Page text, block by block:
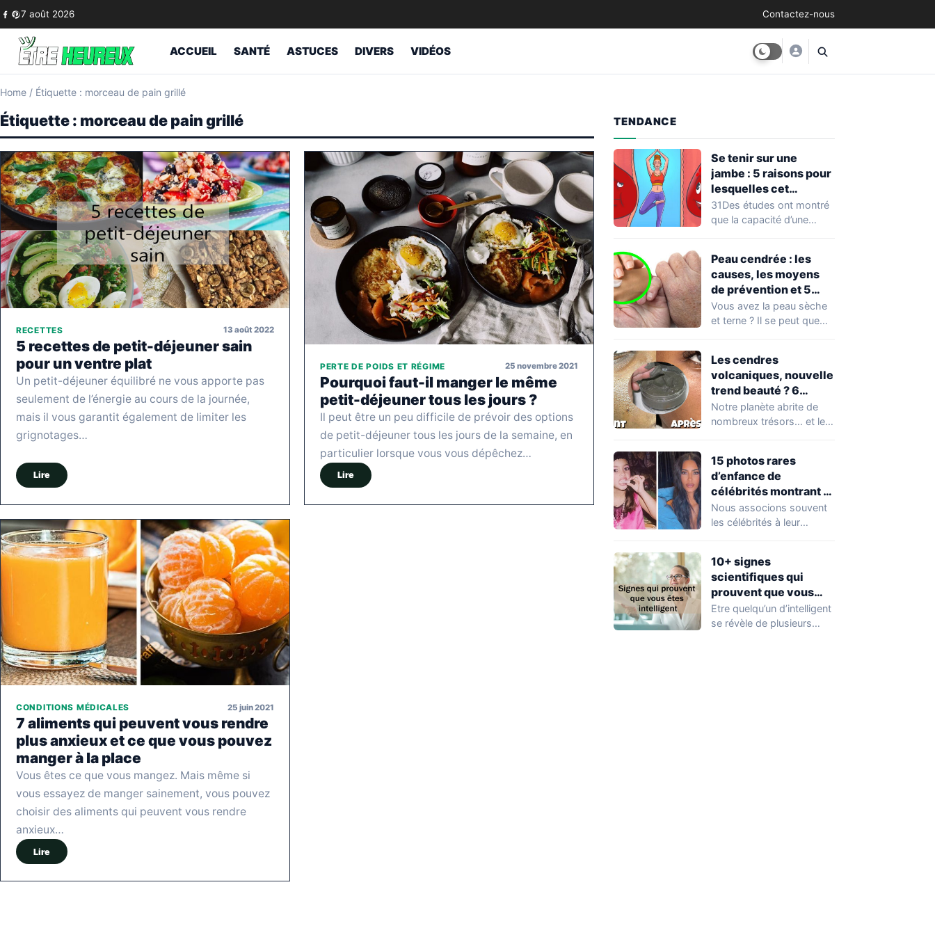
Skip to content
7 août 2026 Contactez-nous
ACCUEIL SANTÉ ASTUCES DIVERS VIDÉOS
Home / Étiquette : morceau de pain grillé
Étiquette : morceau de pain grillé
RECETTES 13 août 2022
5 recettes de petit-déjeuner sain
pour un ventre plat
Un petit-déjeuner équilibré ne vous apporte pas
seulement de l’énergie au cours de la journée,
mais il vous garantit également de limiter les
grignotages…
Lire
PERTE DE POIDS ET RÉGIME 25 novembre 2021
Pourquoi faut-il manger le même
petit-déjeuner tous les jours ?
Il peut être un peu difficile de prévoir des options
de petit-déjeuner tous les jours de la semaine, en
particulier lorsque vous vous dépêchez…
Lire
CONDITIONS MÉDICALES 25 juin 2021
7 aliments qui peuvent vous rendre
plus anxieux et ce que vous pouvez
manger à la place
Vous êtes ce que vous mangez. Mais même si
vous essayez de manger sainement, vous pouvez
choisir des aliments qui peuvent vous rendre
anxieux…
Lire
TENDANCE
Se tenir sur une
jambe : 5 raisons pour
lesquelles cet
exercice équivaut à
une véritable séance
31Des études ont montré
que la capacité d’une
Peau cendrée : les
causes, les moyens
de prévention et 5
façons de la traiter
Vous avez la peau sèche
et terne ? Il se peut que
Les cendres
volcaniques, nouvelle
trend beauté ? 6
avantages pour la
peau à connaître
Notre planète abrite de
nombreux trésors… et les
15 photos rares
d’enfance de
célébrités montrant à
quel point elles ont
changé au fil du temps
Nous associons souvent
les célébrités à leur
10+ signes
scientifiques qui
prouvent que vous
êtes plus intelligent
que vous ne le pensez
Etre quelqu’un d’intelligent
se révèle de plusieurs